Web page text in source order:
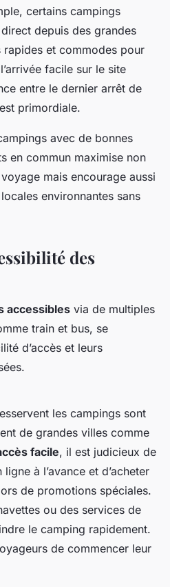
certains campings
depuis des grandes
et commodes pour
facile sur le site
entre le dernier arrêt de
primordiale.
avec de bonnes
en commun maximise non
mais encourage aussi
environnantes sans
des
accessibles via de multiples
train et bus, se
d’accès et leurs
les campings sont
de grandes villes comme
facile, il est judicieux de
à l’avance et d’acheter
de promotions spéciales.
ou des services de
le camping rapidement.
de commencer leur